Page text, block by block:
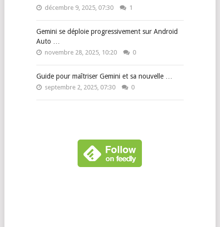
décembre 9, 2025, 07:30 1
Gemini se déploie progressivement sur Android
Auto …
novembre 28, 2025, 10:20 0
Guide pour maîtriser Gemini et sa nouvelle …
septembre 2, 2025, 07:30 0